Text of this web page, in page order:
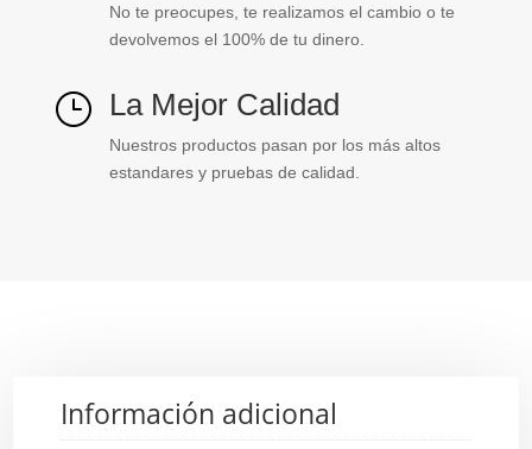
No te preocupes, te realizamos el cambio o te
devolvemos el 100% de tu dinero.
} La Mejor Calidad
Nuestros productos pasan por los más altos
estandares y pruebas de calidad.
Información adicional